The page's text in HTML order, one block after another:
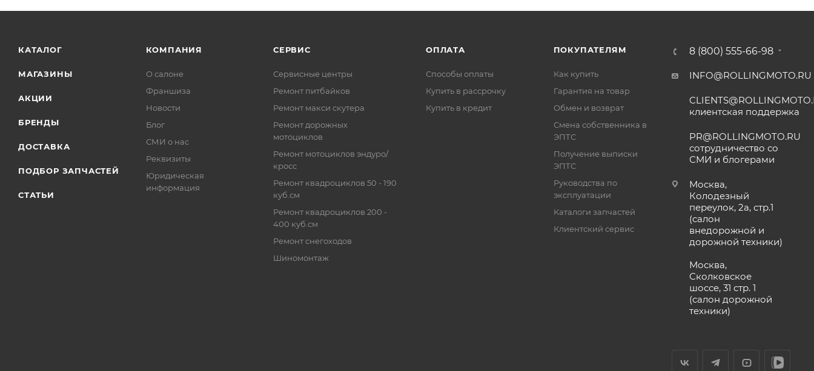
КАТАЛОГ
МАГАЗИНЫ
АКЦИИ
БРЕНДЫ
ДОСТАВКА
ПОДБОР ЗАПЧАСТЕЙ
СТАТЬИ
КОМПАНИЯ
О салоне
Франшиза
Новости
Блог
СМИ о нас
Реквизиты
Юридическая
информация
СЕРВИС
Сервисные центры
Ремонт питбайков
Ремонт макси скутера
Ремонт дорожных
мотоциклов
Ремонт мотоциклов эндуро/
кросс
Ремонт квадроциклов 50 - 190
куб.см
Ремонт квадроциклов 200 -
400 куб.см
Ремонт снегоходов
Шиномонтаж
ОПЛАТА
Способы оплаты
Купить в рассрочку
Купить в кредит
ПОКУПАТЕЛЯМ
Как купить
Гарантия на товар
Обмен и возврат
Смена собственника в
ЭПТС
Получение выписки
ЭПТС
Руководства по
эксплуатации
Каталоги запчастей
Клиентский сервис
8 (800) 555-66-98
INFO@ROLLINGMOTO.RU
клиентская поддержка
PR@ROLLINGMOTO.RU
сотрудничество со
СМИ и блогерами
Москва,
Колодезный
переулок, 2а, стр.1
(салон
внедорожной и
дорожной техники)
Москва,
Сколковское
шоссе, 31 стр. 1
(салон дорожной
техники)